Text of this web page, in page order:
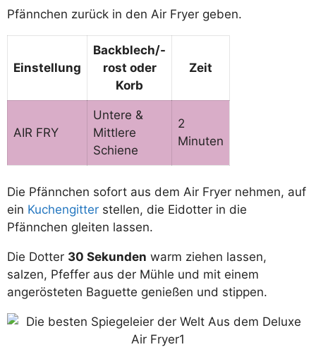
Pfännchen zurück in den Air Fryer geben.
Einstellung
Backblech/-
rost oder
Korb
Zeit
AIR FRY
Untere &
Mittlere
Schiene
2
Minuten
Die Pfännchen sofort aus dem Air Fryer nehmen, auf
ein Kuchengitter stellen, die Eidotter in die
Pfännchen gleiten lassen.
Die Dotter 30 Sekunden warm ziehen lassen,
salzen, Pfeffer aus der Mühle und mit einem
angerösteten Baguette genießen und stippen.